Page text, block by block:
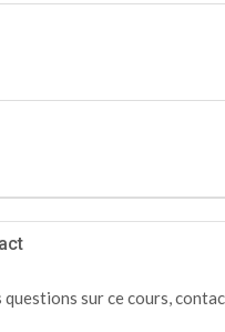
questions sur ce cours,